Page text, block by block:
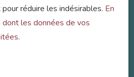
réduire les indésirables. En
dont les données de vos
.